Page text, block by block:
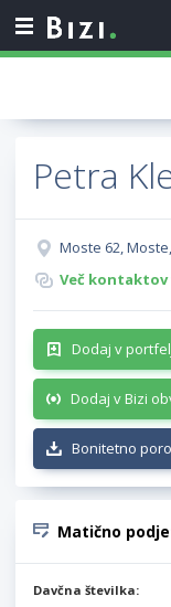
Petra
Moste 62,
Več kontaktov
Dodaj v
Dodaj v Bizi
Bonitetno
Matično
Davčna številka: